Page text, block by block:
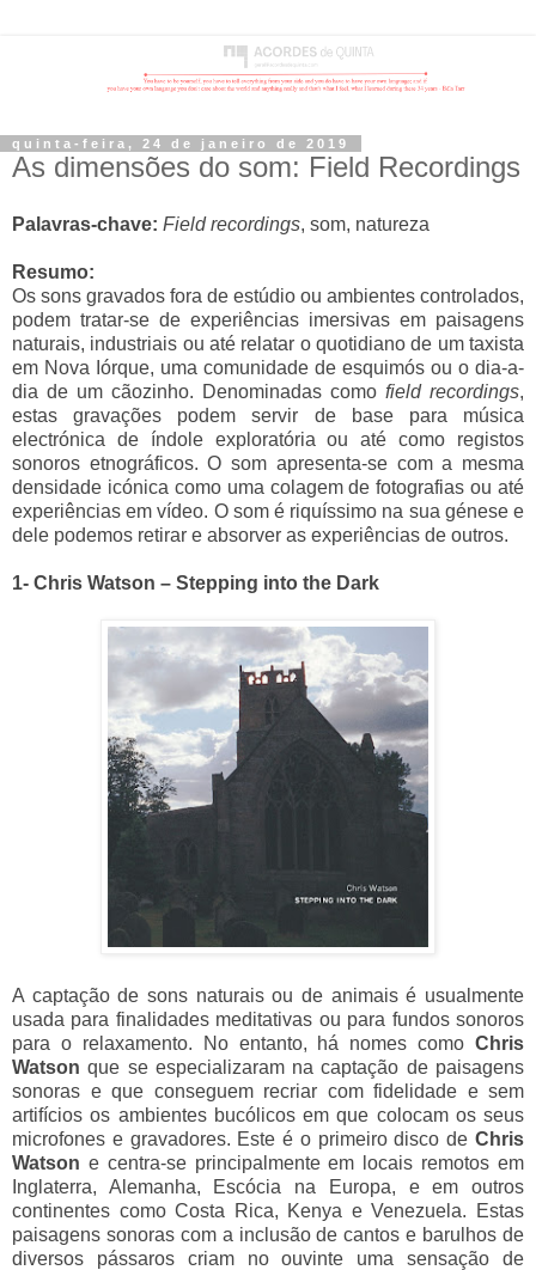
quinta-feira, 24 de janeiro de 2019
As dimensões do som: Field Recordings
Palavras-chave: Field recordings, som, natureza
Resumo:
Os sons gravados fora de estúdio ou ambientes controlados,
podem tratar-se de experiências imersivas em paisagens
naturais, industriais ou até relatar o quotidiano de um taxista
em Nova Iórque, uma comunidade de esquimós ou o dia-a-
dia de um cãozinho. Denominadas como field recordings,
estas gravações podem servir de base para música
electrónica de índole exploratória ou até como registos
sonoros etnográficos. O som apresenta-se com a mesma
densidade icónica como uma colagem de fotografias ou até
experiências em vídeo. O som é riquíssimo na sua génese e
dele podemos retirar e absorver as experiências de outros.
1- Chris Watson – Stepping into the Dark
A captação de sons naturais ou de animais é usualmente
usada para finalidades meditativas ou para fundos sonoros
para o relaxamento. No entanto, há nomes como Chris
Watsonque se especializaram na captação de paisagens
sonoras e que conseguem recriar com fidelidade e sem
artifícios os ambientes bucólicos em que colocam os seus
microfones e gravadores. Este é o primeiro disco de Chris
Watson e centra-se principalmente em locais remotos em
Inglaterra, Alemanha, Escócia na Europa, e em outros
continentes como Costa Rica, Kenya e Venezuela. Estas
paisagens sonoras com a inclusão de cantos e barulhos de
diversos pássaros criam no ouvinte uma sensação de